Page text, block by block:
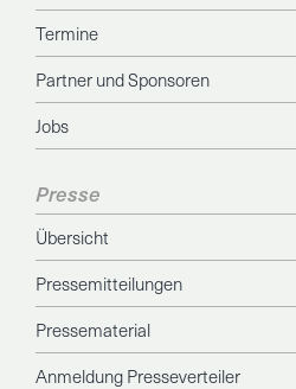
Termine
Partner und Sponsoren
Jobs
Presse
Übersicht
Pressemitteilungen
Pressematerial
Anmeldung Presseverteiler